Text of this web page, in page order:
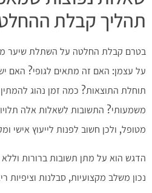
תהליך קבלת
בטרם קבלת החלטה על השתלת שיער
על עצמן: האם זה מתאים לגופי? האם
תוחלת התוצאות? כמה זמן נהוג
משמעותי? התשובות לשאלות אלה
מטופל, ולכן חשוב לפנות לייעוץ אישי
הדגש הוא על מתן תשובות ברורות
נכון משלב מקצועיות, סבלנות וציפיות